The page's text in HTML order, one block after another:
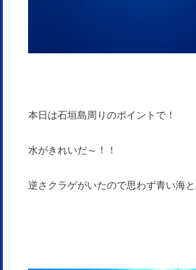
本日は石垣島周りのポイントで！
水がきれいだ～！！
逆さクラゲがいたので思わず青い海